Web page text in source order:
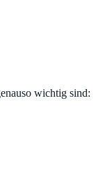
wichtig sind: